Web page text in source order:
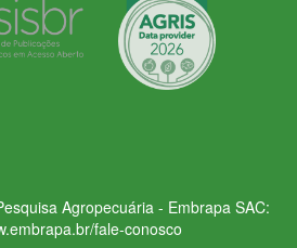
Agropecuária - Embrapa SAC:
fale-conosco